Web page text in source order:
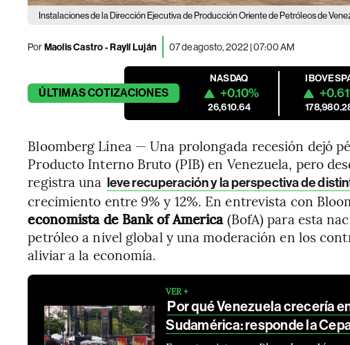
Instalaciones de la Dirección Ejecutiva de Producción Oriente de Petróleos de
PorMaolis Castro-Raylí Luján 07 de agosto, 2022 | 07:00 AM
ÚLTIMASCOTIZACIONES
NASDAQ
+0.10%
26,610.64
Bloomberg Línea — Una prolongada recesión dejó
Producto Interno Bruto (PIB) en Venezuela, pero
registra una leve recuperación y la perspectiva de
crecimiento entre 9% y 12%. En entrevista con
economista de Bank of America(BofA) para esta
petróleo a nivel global y una moderación en los
aliviar a la economía.
VER +
Por qué Venezuela crecería
Sudamérica: responde la